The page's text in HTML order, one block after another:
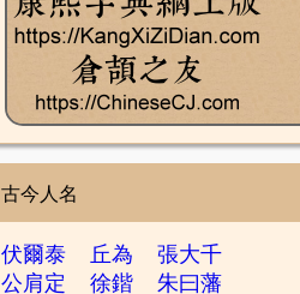
古今人名
伏爾泰 丘為
張大千
公肩定
徐鍇
朱曰藩